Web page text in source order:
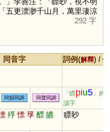
五更漂渺千山月，萬里淒涼
292 字
同音字 詞例(解釋) /
同韻同調 同聲同調
「瞟piu5 」的
讀字
殍 慓 莩 醥 皫
瞟眇